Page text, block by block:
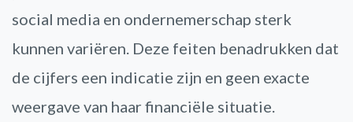
social media en ondernemerschap sterk
kunnen variëren. Deze feiten benadrukken dat
de cijfers een indicatie zijn en geen exacte
weergave van haar financiële situatie.